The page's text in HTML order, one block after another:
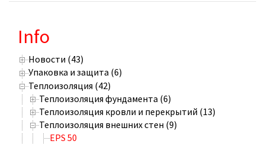
Info
Новости (43)
Упаковка и защита (6)
Теплоизоляция (42)
Теплоизоляция фундамента (6)
Теплоизоляция кровли и перекрытий (13)
Теплоизоляция внешних стен (9)
EPS 50